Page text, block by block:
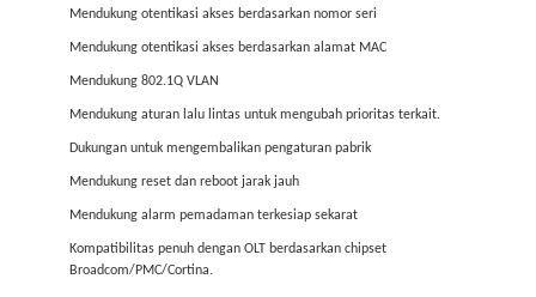
Mendukung otentikasi akses berdasarkan nomor seri
Mendukung otentikasi akses berdasarkan alamat MAC
Mendukung 802.1Q VLAN
Mendukung aturan lalu lintas untuk mengubah prioritas terkait.
Dukungan untuk mengembalikan pengaturan pabrik
Mendukung reset dan reboot jarak jauh
Mendukung alarm pemadaman terkesiap sekarat
Kompatibilitas penuh dengan OLT berdasarkan chipset
Broadcom/PMC/Cortina.